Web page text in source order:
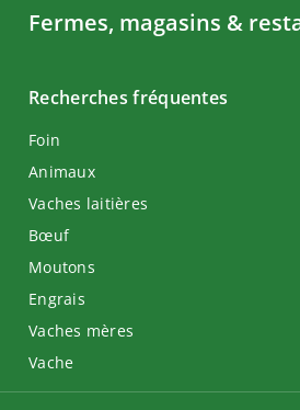
Fermes, magasins &
Recherches fréquentes
Foin
Animaux
Vaches laitières
Bœuf
Moutons
Engrais
Vaches mères
Vache